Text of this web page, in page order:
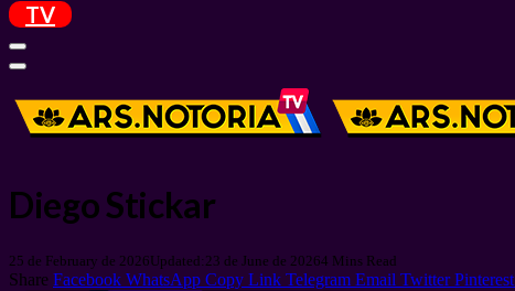
TV
Diego Stickar
25 de February de 2026Updated: 23 de June de 20264 Mins Read
Share Facebook WhatsApp Copy Link Telegram Email Twitter Pinterest